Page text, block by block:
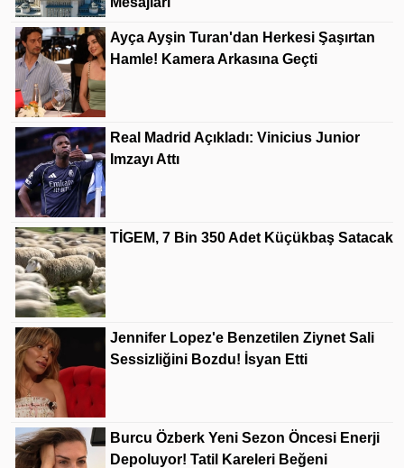
Ayça Ayşin Turan'dan Herkesi Şaşırtan
Hamle! Kamera Arkasına Geçti
Real Madrid Açıkladı: Vinicius Junior
Imzayı Attı
TİGEM, 7 Bin 350 Adet Küçükbaş Satacak
Jennifer Lopez'e Benzetilen Ziynet Sali
Sessizliğini Bozdu! İsyan Etti
Burcu Özberk Yeni Sezon Öncesi Enerji
Depoluyor! Tatil Kareleri Beğeni